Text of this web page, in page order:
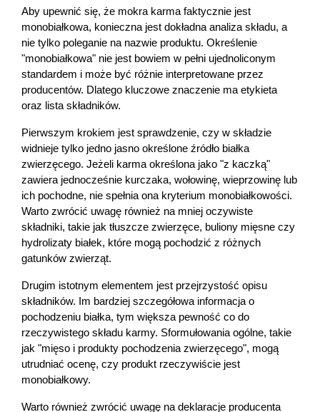
Aby upewnić się, że mokra karma faktycznie jest
monobiałkowa, konieczna jest dokładna analiza składu, a
nie tylko poleganie na nazwie produktu. Określenie
"monobiałkowa" nie jest bowiem w pełni ujednoliconym
standardem i może być różnie interpretowane przez
producentów. Dlatego kluczowe znaczenie ma etykieta
oraz lista składników.
Pierwszym krokiem jest sprawdzenie, czy w składzie
widnieje tylko jedno jasno określone źródło białka
zwierzęcego. Jeżeli karma określona jako "z kaczką"
zawiera jednocześnie kurczaka, wołowinę, wieprzowinę lub
ich pochodne, nie spełnia ona kryterium monobiałkowości.
Warto zwrócić uwagę również na mniej oczywiste
składniki, takie jak tłuszcze zwierzęce, buliony mięsne czy
hydrolizaty białek, które mogą pochodzić z różnych
gatunków zwierząt.
Drugim istotnym elementem jest przejrzystość opisu
składników. Im bardziej szczegółowa informacja o
pochodzeniu białka, tym większa pewność co do
rzeczywistego składu karmy. Sformułowania ogólne, takie
jak "mięso i produkty pochodzenia zwierzęcego", mogą
utrudniać ocenę, czy produkt rzeczywiście jest
monobiałkowy.
Warto również zwrócić uwagę na deklaracje producenta